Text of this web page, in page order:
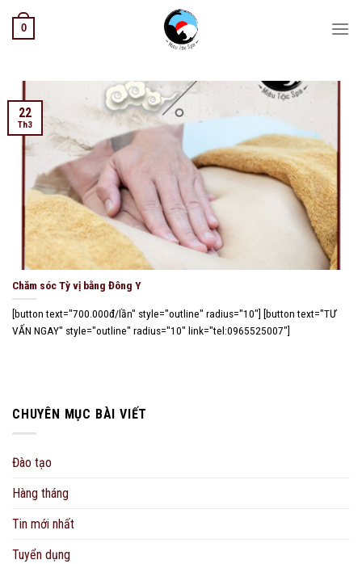
Skip
0
CHUYÊN MỤC BÀI VIẾT
Đào tạo
Hàng tháng
Tin mới nhất
Tuyển dụng
Chăm sóc Tỳ vị bằng Đông Y
[button text="700.000đ/lần" style="outline" radius="10"] [button text="TƯ
VẤN NGAY" style="outline" radius="10" link="tel:0965525007"]
22
Th3